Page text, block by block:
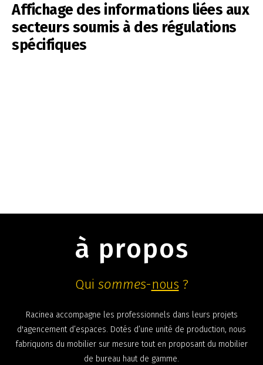
Affichage des informations liées aux
secteurs soumis à des régulations
spécifiques
à propos
Qui sommes-nous ?
Racinea accompagne les professionnels dans leurs projets
d'agencement d’espaces. Dotés d’une unité de production, nous
fabriquons du mobilier sur mesure tout en proposant du mobilier
de bureau haut de gamme.